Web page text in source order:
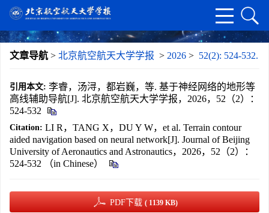
文章导航 > 北京航空航天大学学报 > 2026 > 52(2): 524-532.
引用本文: 李睿，汤浔，都岩巍，等. 基于神经网络的地形等
高线辅助导航[J]. 北京航空航天大学学报，2026，52（2）：
524-532
Citation: LI R，TANG X，DU Y W，et al. Terrain contour
aided navigation based on neural network[J]. Journal of Beijing
University of Aeronautics and Astronautics，2026，52（2）：
524-532 （in Chinese）
PDF下载 ( 1139 KB)